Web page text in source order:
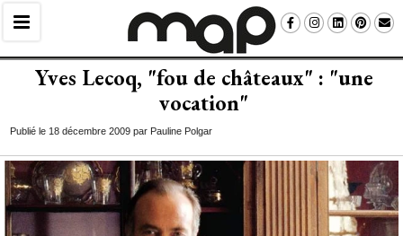
Yves Lecoq, "fou de châteaux" : "une
vocation"
Publié le 18 décembre 2009 par Pauline Polgar